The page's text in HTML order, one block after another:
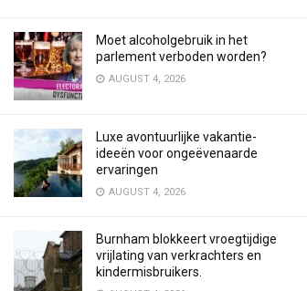
Moet alcoholgebruik in het
parlement verboden worden?
AUGUST 4, 2026
Luxe avontuurlijke vakantie-
ideeën voor ongeëvenaarde
ervaringen
AUGUST 4, 2026
Burnham blokkeert vroegtijdige
vrijlating van verkrachters en
kindermisbruikers.